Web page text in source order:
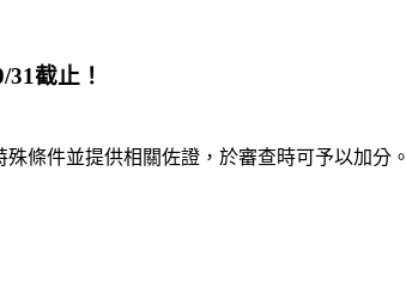
截止！
條件並提供相關佐證，於審查時可予以加分。